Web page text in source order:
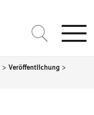
> Veröffentlichung >